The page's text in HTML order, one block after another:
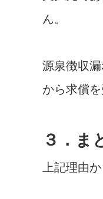
ん。
源泉徴収
から求償
３．ま
上記理由